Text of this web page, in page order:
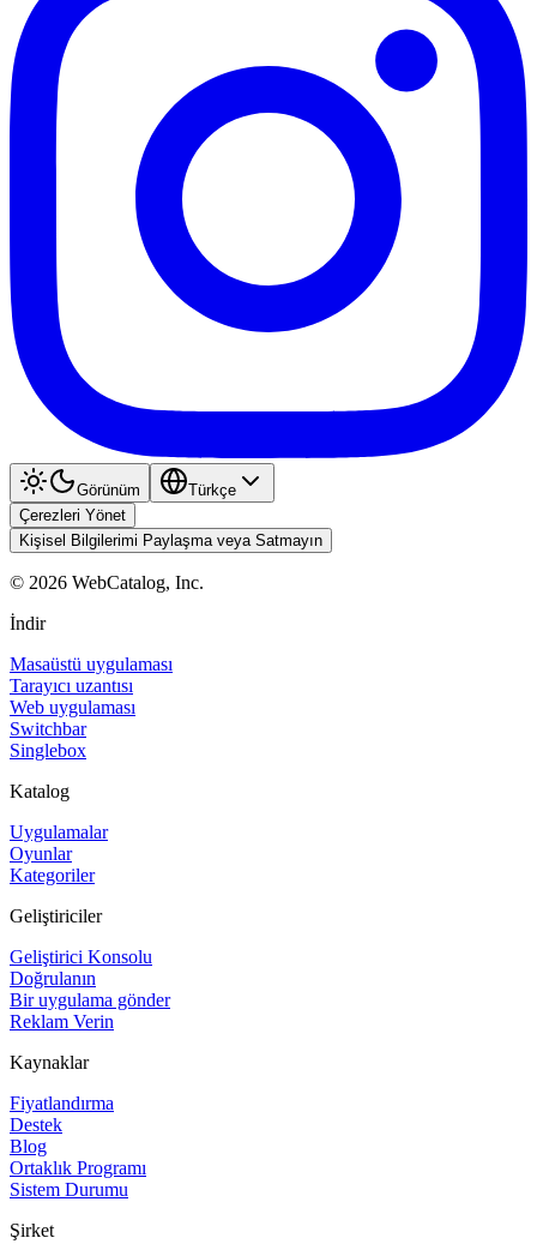
Görünüm
Türkçe
Çerezleri Yönet
Kişisel Bilgilerimi Paylaşma veya Satmayın
© 2026 WebCatalog, Inc.
İndir
Masaüstü uygulaması
Tarayıcı uzantısı
Web uygulaması
Switchbar
Singlebox
Katalog
Uygulamalar
Oyunlar
Kategoriler
Geliştiriciler
Geliştirici Konsolu
Doğrulanın
Bir uygulama gönder
Reklam Verin
Kaynaklar
Fiyatlandırma
Destek
Blog
Ortaklık Programı
Sistem Durumu
Şirket